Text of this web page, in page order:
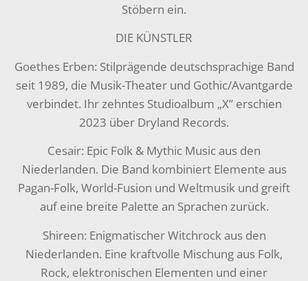
Stöbern ein.
DIE KÜNSTLER
Goethes Erben: Stilprägende deutschsprachige Band
seit 1989, die Musik-Theater und Gothic/Avantgarde
verbindet. Ihr zehntes Studioalbum „X” erschien
2023 über Dryland Records.
Cesair: Epic Folk & Mythic Music aus den
Niederlanden. Die Band kombiniert Elemente aus
Pagan-Folk, World-Fusion und Weltmusik und greift
auf eine breite Palette an Sprachen zurück.
Shireen: Enigmatischer Witchrock aus den
Niederlanden. Eine kraftvolle Mischung aus Folk,
Rock, elektronischen Elementen und einer